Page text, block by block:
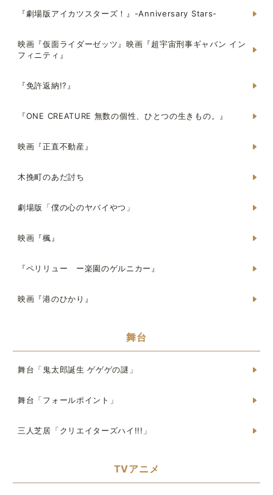
『劇場版アイカツスターズ！』-Anniversary Stars-
映画『仮面ライダーゼッツ』映画『超宇宙刑事ギャバン イン
フィニティ』
『免許返納!?』
『ONE CREATURE 無数の個性、ひとつの生きもの。』
映画『正直不動産』
木挽町のあだ討ち
劇場版「僕の心のヤバイやつ」
映画『楓』
『ペリリュー ー楽園のゲルニカー』
映画『港のひかり』
舞台
舞台「鬼太郎誕生 ゲゲゲの謎」
舞台「フォールポイント」
三人芝居「クリエイターズハイ!!!」
TVアニメ